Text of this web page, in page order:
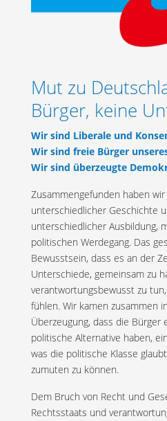
Mut zu
Bürger, keine
Wir sind Liberale und
Wir sind freie Bürger
Wir sind überzeugte
Zusammengefunden haben
unterschiedlicher Geschichte
unterschiedlicher Ausbildung,
politischen Werdegang. Das
Bewusstsein, dass es an der
Unterschiede, gemeinsam zu
verantwortungsbewusst zu
fühlen. Wir kamen zusammen
Überzeugung, dass die Bürger
politische Alternative haben,
was die politische Klasse
zumuten zu können.
Dem Bruch von Recht und
Rechtsstaats und